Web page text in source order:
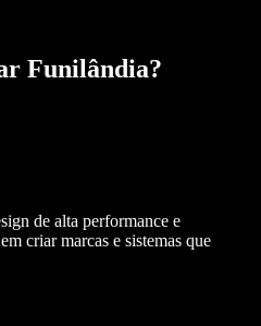
Funilândia?
de alta performance e
criar marcas e sistemas que